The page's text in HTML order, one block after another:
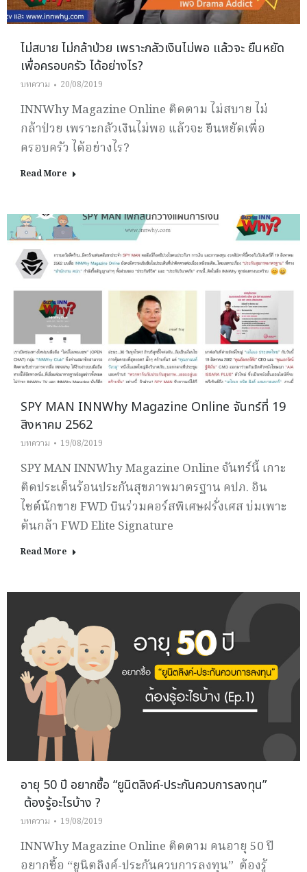
ไม่สบาย ไม่กล้าป่วย เพราะกลัวเงินไม่พอ แล้วจะ ยืนหยัด
เพื่อครอบครัว ได้อย่างไร?
บทความ 20/08/2019
INNWhy Magazine Online ติดตาม ไม่สบาย ไม่
กล้าป่วย เพราะกลัวเงินไม่พอ แล้วจะ ยืนหยัดเพื่อ
ครอบครัว ได้อย่างไร?
Read More
SPY MAN INNWhy Magazine Online จันทร์ที่ 19
สิงหาคม 2562
บทความ 19/08/2019
SPY MAN INNWhy Magazine Online จันทร์นี้ เกาะ
ติดประเด็นร้อนประกันสุขภาพมาตรฐาน คปภ. อิน
ไซต์นักขาย FWD บินร่วมคอร์สพิเศษฝรั่งเศส บ่มเพาะ
ต้นกล้า FWD Elite Signature
Read More
อายุ 50 ปี อยากซื้อ “ยูนิตลิงค์-ประกันควบการลงทุน”
ต้องรู้อะไรบ้าง ?
บทความ 19/08/2019
INNWhy Magazine Online ติดตาม คนอายุ 50 ปี
อยากซื้อ “ยูนิตลิงค์-ประกันควบการลงทุน” ต้องรู้